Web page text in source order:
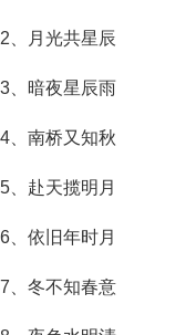
、月光共星辰
、暗夜星辰雨
、南桥又知秋
、赴天揽明月
、依旧年时月
、冬不知春意